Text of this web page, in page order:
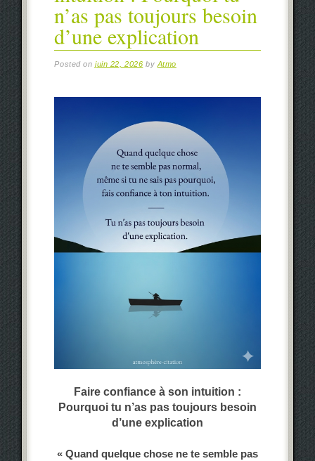
n’as pas toujours besoin
d’une explication
Posted onjuin 22, 2026 byAtmo
Faire confiance à son intuition :
Pourquoi tu n’as pas toujours besoin
d’une explication
« Quand quelque chose ne te semble pas